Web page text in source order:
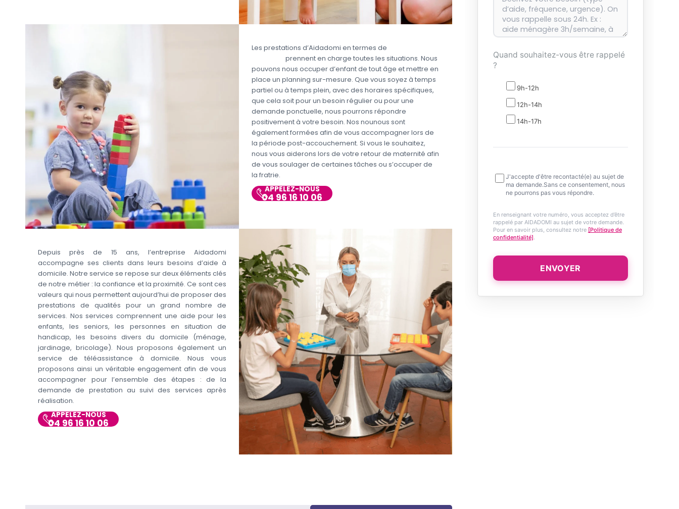
Les prestations d’Aidadomi en termes de
prennent en charge toutes les situations. Nous
pouvons nous occuper d’enfant de tout âge et mettre en
place un planning sur-mesure. Que vous soyez à temps
partiel ou à temps plein, avec des horaires spécifiques,
que cela soit pour un besoin régulier ou pour une
demande ponctuelle, nous pourrons répondre
positivement à votre besoin. Nos nounous sont
également formées afin de vous accompagner lors de
la période post-accouchement. Si vous le souhaitez,
nous vous aiderons lors de votre retour de maternité afin
de vous soulager de certaines tâches ou s’occuper de
la fratrie.
APPELEZ-NOUS
04 96 16 10 06
Depuis près de 15 ans, l’entreprise Aidadomi
accompagne ses clients dans leurs besoins d’aide à
domicile. Notre service se repose sur deux éléments clés
de notre métier : la confiance et la proximité. Ce sont ces
valeurs qui nous permettent aujourd’hui de proposer des
prestations de qualités pour un grand nombre de
services. Nos services comprennent une aide pour les
enfants, les seniors, les personnes en situation de
handicap, les besoins divers du domicile (ménage,
jardinage, bricolage). Nous proposons également un
service de téléassistance à domicile. Nous vous
proposons ainsi un véritable engagement afin de vous
accompagner pour l’ensemble des étapes : de la
demande de prestation au suivi des services après
réalisation.
APPELEZ-NOUS
04 96 16 10 06
Quand souhaitez-vous être rappelé
?
9h-12h
12h-14h
14h-17h
J'accepte d'être recontacté(e) au sujet de
ma demande.Sans ce consentement, nous
ne pourrons pas vous répondre.
En renseignant votre numéro, vous acceptez d’être
rappelé par AIDADOMI au sujet de votre demande.
Pour en savoir plus, consultez notre [Politique de
confidentialité]